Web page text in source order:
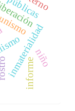
inmaterialidad
informeniño